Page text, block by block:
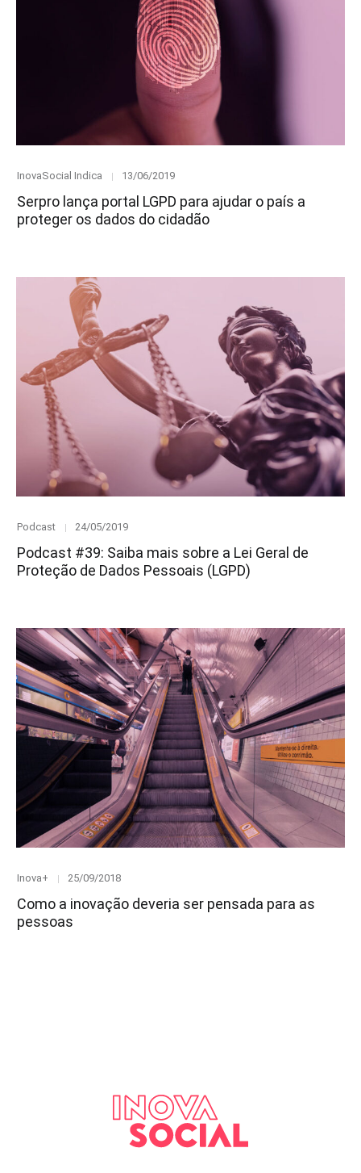
Category
InovaSocial Indica
Posted
13/06/2019
Serpro lança portal LGPD para ajudar o país a
proteger os dados do cidadão
Category
Podcast
Posted
24/05/2019
Podcast #39: Saiba mais sobre a Lei Geral de
Proteção de Dados Pessoais (LGPD)
Category
Inova+
Posted
25/09/2018
Como a inovação deveria ser pensada para as
pessoas